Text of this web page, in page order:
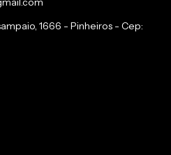
1666 - Pinheiros - Cep: